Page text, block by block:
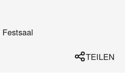
Festsaal
TEILEN